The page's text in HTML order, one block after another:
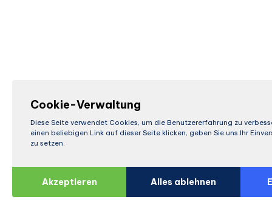
Cookie-Verwaltung
Diese Seite verwendet Cookies, um die Benutzererfahrung zu
einen beliebigen Link auf dieser Seite klicken, geben Sie uns Ihr
zu setzen.
Akzeptieren Alles ablehnen